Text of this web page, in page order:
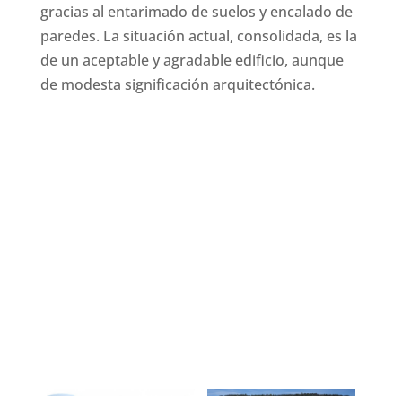
gracias al entarimado de suelos y encalado de
paredes. La situación actual, consolidada, es la
de un aceptable y agradable edificio, aunque
de modesta significación arquitectónica.